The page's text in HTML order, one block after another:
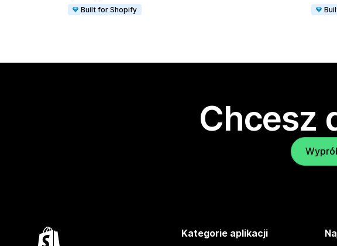
Built for Shopify
Chcesz
Kategorie aplikacji